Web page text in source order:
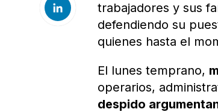
trabajadores y sus
defendiendo su
quienes hasta el
El lunes temprano,
operarios,
despido